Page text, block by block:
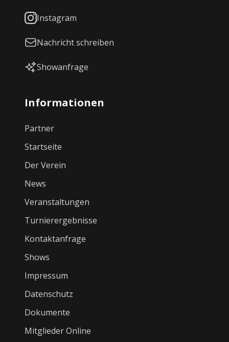
Informationen
Partner
Startseite
Der Verein
News
Veranstaltungen
Turnierergebnisse
Kontaktanfrage
Shows
Impressum
Datenschutz
Dokumente
Mitglieder Online
Instagram
Nachricht schreiben
Showanfrage